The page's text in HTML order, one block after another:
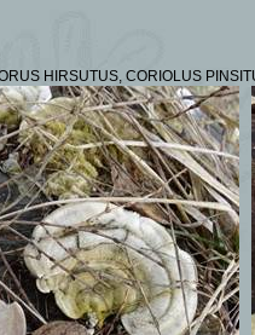
HIRSUTUS, CORIOLUS